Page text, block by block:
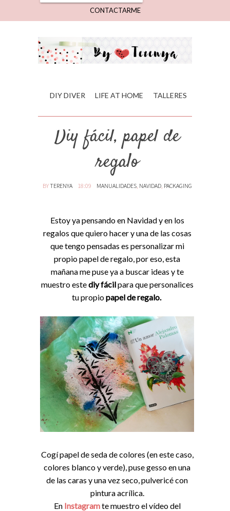
CONTACTARME
DIY DIVER LIFE AT HOME TALLERES
Diy fácil, papel de
regalo
BYTERENYA 18:09 MANUALIDADES, NAVIDAD, PACKAGING
Estoy ya pensando en Navidad y en los
regalos que quiero hacer y una de las cosas
que tengo pensadas es personalizar mi
propio papel de regalo, por eso, esta
mañana me puse ya a buscar ideas y te
muestro estediy fácilpara que personalices
tupropiopapel de regalo.
Cogí papel de seda de colores (en este caso,
colores blanco y verde), puse gesso en una
de las caras y una vez seco, pulvericé con
pintura acrílica.
En Instagramte muestro el vídeo del